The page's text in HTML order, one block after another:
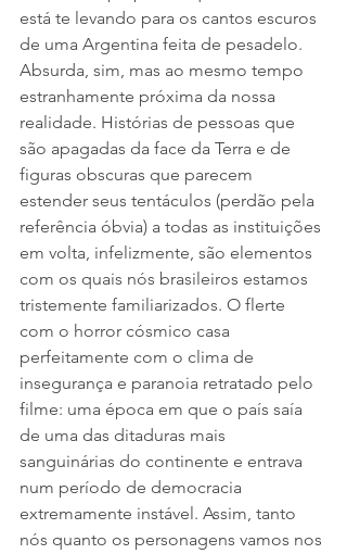
está te levando para os cantos escuros
de uma Argentina feita de pesadelo.
Absurda, sim, mas ao mesmo tempo
estranhamente próxima da nossa
realidade. Histórias de pessoas que
são apagadas da face da Terra e de
figuras obscuras que parecem
estender seus tentáculos (perdão pela
referência óbvia) a todas as instituições
em volta, infelizmente, são elementos
com os quais nós brasileiros estamos
tristemente familiarizados. O flerte
com o horror cósmico casa
perfeitamente com o clima de
insegurança e paranoia retratado pelo
filme: uma época em que o país saía
de uma das ditaduras mais
sanguinárias do continente e entrava
num período de democracia
extremamente instável. Assim, tanto
nós quanto os personagens vamos nos